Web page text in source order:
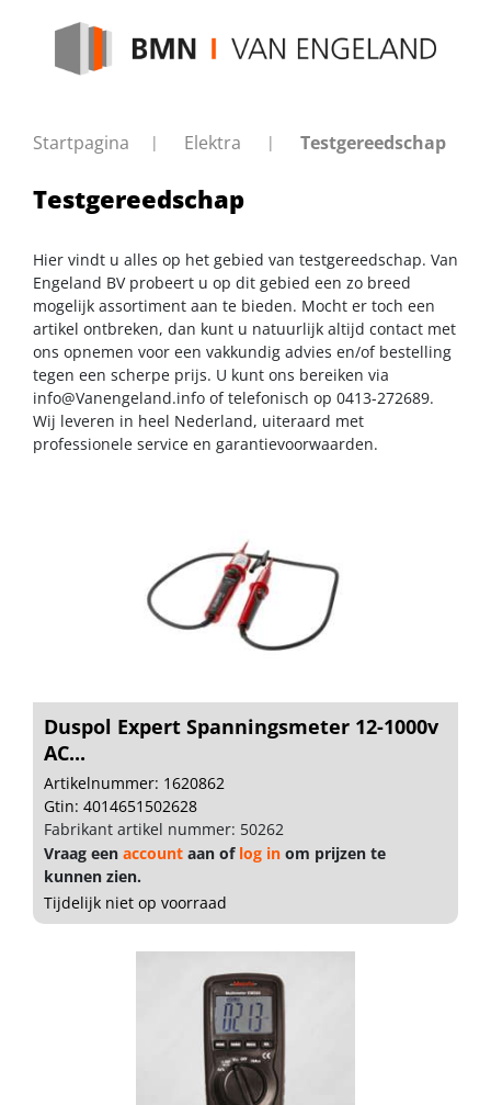
Startpagina Elektra Testgereedschap
Testgereedschap
Hier vindt u alles op het gebied van testgereedschap. Van
Engeland BV probeert u op dit gebied een zo breed
mogelijk assortiment aan te bieden. Mocht er toch een
artikel ontbreken, dan kunt u natuurlijk altijd contact met
ons opnemen voor een vakkundig advies en/of bestelling
tegen een scherpe prijs. U kunt ons bereiken via
info@Vanengeland.info of telefonisch op 0413-272689.
Wij leveren in heel Nederland, uiteraard met
professionele service en garantievoorwaarden.
Duspol Expert Spanningsmeter 12-1000v
AC...
Artikelnummer: 1620862
Gtin: 4014651502628
Fabrikant artikel nummer: 50262
Vraag een account aan of log in om prijzen te
kunnen zien.
Tijdelijk niet op voorraad